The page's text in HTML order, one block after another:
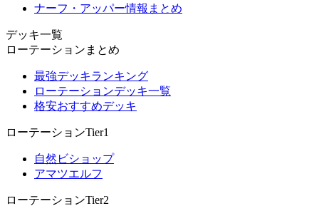
ナーフ・アッパー情報まとめ
デッキ一覧
ローテーションまとめ
最強デッキランキング
ローテーションデッキ一覧
格安おすすめデッキ
ローテーションTier1
自然ビショップ
アマツエルフ
ローテーションTier2